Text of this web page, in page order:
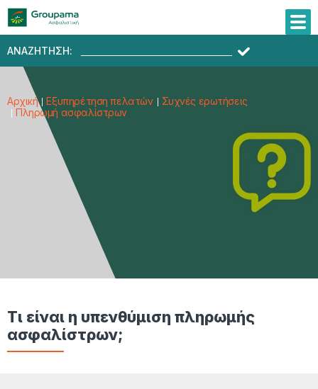
ΑΝΑΖΗΤΗΣΗ:
Αρχική Εξυπηρέτηση πελατών
Συχνές ερωτήσεις
Πληρωμή ασφαλίστρων
Τι είναι η υπενθύμιση πληρωμής
ασφαλίστρων;